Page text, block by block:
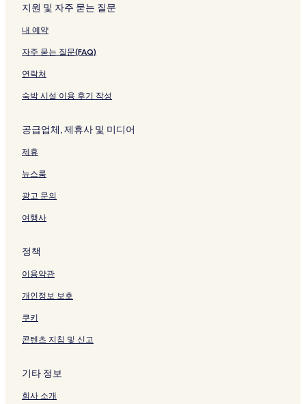
u
h
A
i
r
p
t
K
n
d
a
)
지
여
는
링
크
이
를
는
링
크
페
지
여
는
링
크
여
링
링
링
지원 및 자주 묻는 질문
내 예약
자주 묻는 질문(FAQ)
연락처
숙박 시설 이용 후기 작성
공급업체, 제휴사 및 미디어
제휴
뉴스룸
광고 문의
여행사
정책
이용약관
개인정보 보호
쿠키
콘텐츠 지침 및 신고
기타 정보
회사 소개